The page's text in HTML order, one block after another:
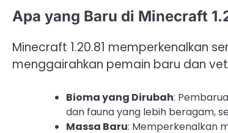
Apa yang Baru di Minecraft
Minecraft 1.20.81 memperkenalkan
menggairahkan pemain baru dan
Bioma yang Dirubah:
dan fauna yang lebih beragam,
Massa Baru: Memperkenalkan